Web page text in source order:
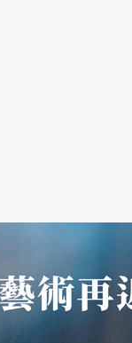
助導，原來是
、江濱柳的老
無不當。《桃
的工作就是在
導致百萬大陸